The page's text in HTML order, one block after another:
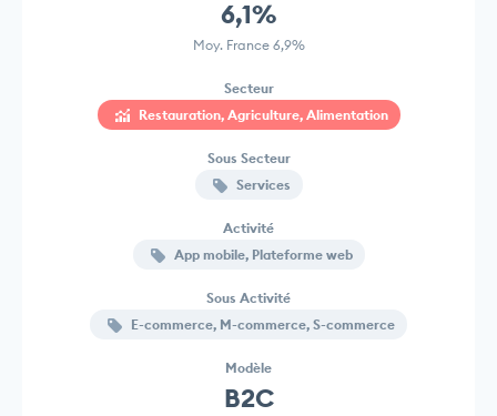
6,1%
Moy. France 6,9%
Secteur
Restauration, Agriculture, Alimentation
Sous Secteur
Services
Activité
App mobile, Plateforme web
Sous Activité
E-commerce, M-commerce, S-commerce
Modèle
B2C